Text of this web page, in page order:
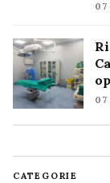
07
07
CATEGORIE